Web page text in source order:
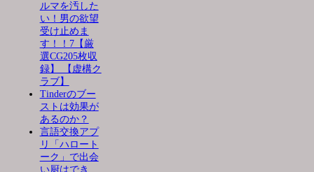
ルマを汚した
い！男の欲望
受け止めま
す！！7【厳
選CG205枚収
録】 【虚構ク
ラブ】
Tinderのブー
ストは効果が
あるのか？
言語交換アプ
リ「ハロート
ーク」で出会
い厨はでき